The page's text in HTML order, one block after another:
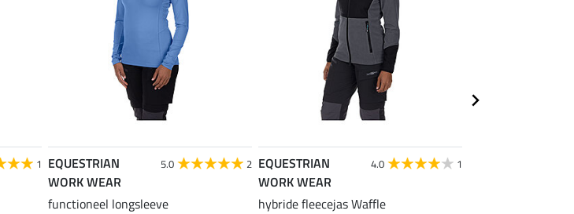
1 EQUESTRIAN
WORK WEAR
5.0 2
functioneel longsleeve
EQUESTRIAN
WORK WEAR
4.0 1
hybride fleecejas Waffle